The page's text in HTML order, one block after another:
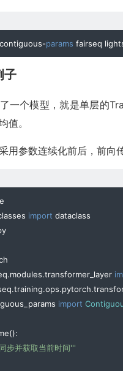
-params fairseq
子
一个模型，就是单层的
值。
用参数连续化前后，前向
import dataclass
.modules.transformer_layer
.training.ops.pytorch.
import
():
步并获取当前时间'''